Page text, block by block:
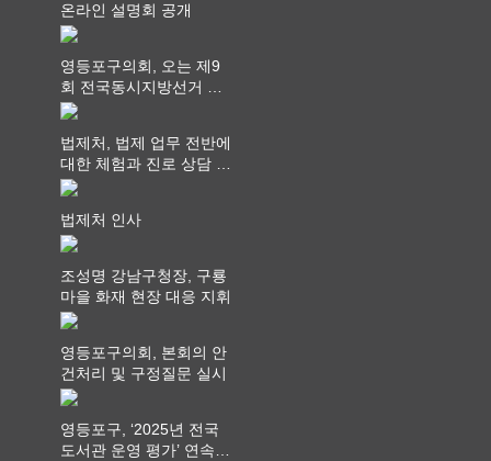
온라인 설명회 공개
영등포구의회, 오는 제9
회 전국동시지방선거 ‧
"공직사회는 어느 때보다
를 지켜야 할 것"
법제처, 법제 업무 전반에
대한 체험과 진로 상담 기
회 제공
법제처 인사
조성명 강남구청장, 구룡
마을 화재 현장 대응 지휘
영등포구의회, 본회의 안
건처리 및 구정질문 실시
영등포구, ‘2025년 전국
도서관 운영 평가’ 연속